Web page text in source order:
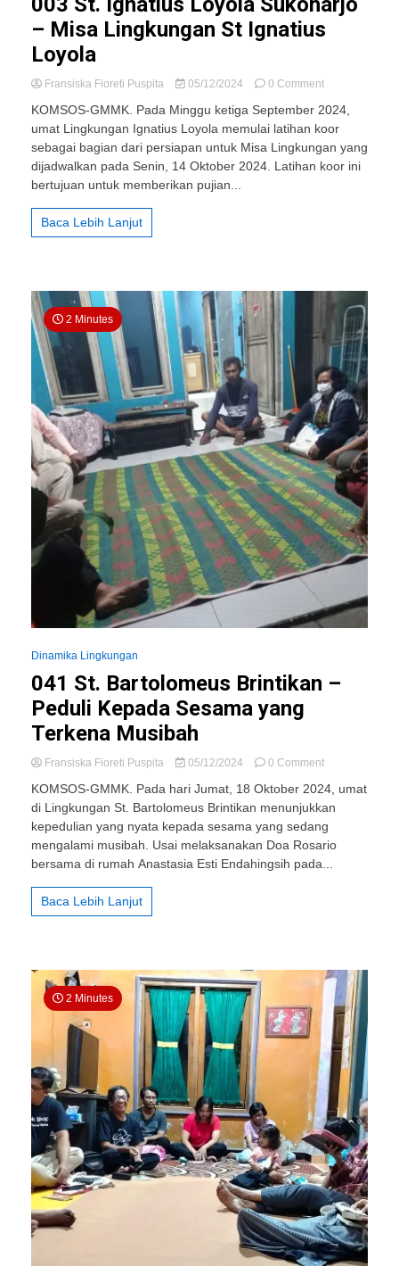
– Misa Lingkungan St Ignatius
Loyola
Fransiska Fioreti Puspita 05/12/2024 0 Commenton
St.
Ignatius
Loyola
Sukoharjo
KOMSOS-GMMK. Pada Minggu ketiga September 2024,
umat Lingkungan Ignatius Loyola memulai latihan koor
sebagai bagian dari persiapan untuk Misa Lingkungan yang
dijadwalkan pada Senin, 14 Oktober 2024. Latihan koor ini
bertujuan untuk memberikan pujian...
Baca Lebih Lanjut
2 Minutes
Dinamika Lingkungan
041 St. Bartolomeus Brintikan –
Peduli Kepada Sesama yang
Terkena Musibah
Fransiska Fioreti Puspita 05/12/2024 0 Commenton
St.
Bartolomeus
Brintikan
–
KOMSOS-GMMK. Pada hari Jumat, 18 Oktober 2024, umat
di Lingkungan St. Bartolomeus Brintikan menunjukkan
kepedulian yang nyata kepada sesama yang sedang
mengalami musibah. Usai melaksanakan Doa Rosario
bersama di rumah Anastasia Esti Endahingsih pada...
Baca Lebih Lanjut
2 Minutes